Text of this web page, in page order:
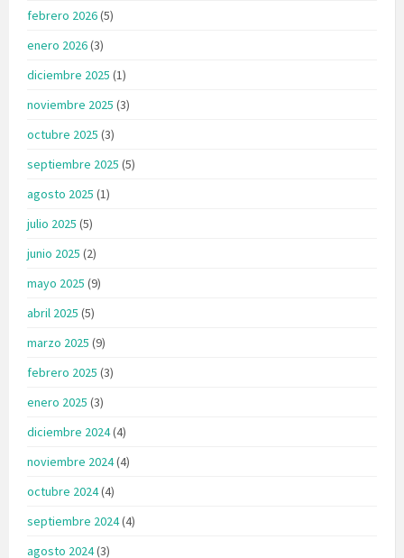
febrero 2026(5)
enero 2026(3)
diciembre 2025 (1)
noviembre 2025 (3)
octubre 2025 (3)
septiembre 2025 (5)
agosto 2025 (1)
julio 2025 (5)
junio 2025 (2)
mayo 2025 (9)
abril 2025 (5)
marzo 2025 (9)
febrero 2025 (3)
enero 2025 (3)
diciembre 2024(4)
noviembre 2024(4)
octubre 2024(4)
septiembre 2024(4)
agosto 2024(3)